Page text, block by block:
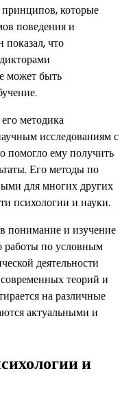
которые
поведения и
показал, что
может быть
методика
исследованиям с
помогло ему получить
Его методы по
для многих других
психологии и науки.
понимание и изучение
работы по условным
деятельности
теорий и
на различные
актуальными и
и